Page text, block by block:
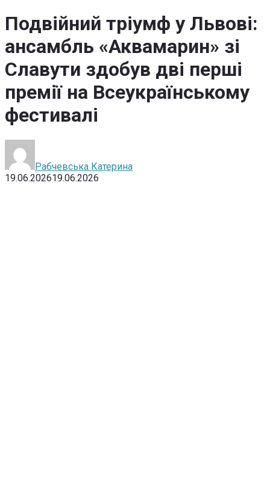
Подвійний тріумф у Львові:
ансамбль «Аквамарин» зі
Славути здобув дві перші
премії на Всеукраїнському
фестивалі
Рабчевська Катерина
19.06.202619.06.2026